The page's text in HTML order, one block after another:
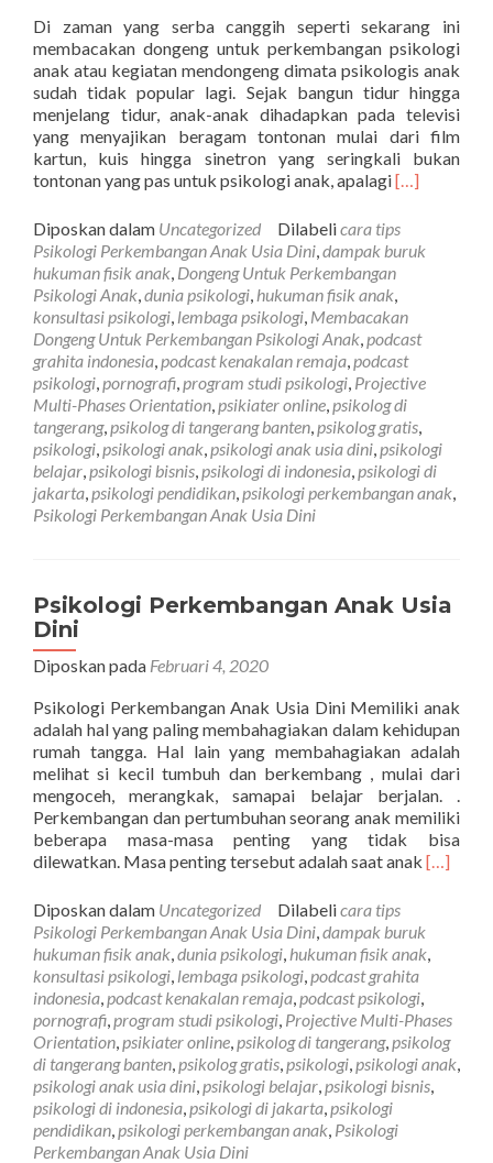
Di zaman yang serba canggih seperti sekarang ini
membacakan dongeng untuk perkembangan psikologi
anak atau kegiatan mendongeng dimata psikologis anak
sudah tidak popular lagi. Sejak bangun tidur hingga
menjelang tidur, anak-anak dihadapkan pada televisi
yang menyajikan beragam tontonan mulai dari film
kartun, kuis hingga sinetron yang seringkali bukan
tontonan yang pas untuk psikologi anak, apalagi
Dongeng
Untuk
Anak
[…]
Diposkan dalam Uncategorized Dilabelicara tips
Psikologi Perkembangan Anak Usia Dini,dampak buruk
hukuman fisik anak, Dongeng Untuk Perkembangan
Psikologi Anak,dunia psikologi, hukuman fisik anak,
konsultasi psikologi, lembaga psikologi, Membacakan
Dongeng Untuk Perkembangan Psikologi Anak,podcast
grahita indonesia,podcast kenakalan remaja,podcast
psikologi,pornografi,program studi psikologi, Projective
Multi-Phases Orientation,psikiater online,psikolog di
tangerang,psikolog di tangerang banten,psikolog gratis,
psikologi,psikologi anak,psikologi anak usia dini,psikologi
belajar,psikologi bisnis,psikologi di indonesia,psikologi di
jakarta,psikologi pendidikan,psikologi perkembangan anak,
Psikologi Perkembangan Anak Usia Dini
Psikologi Perkembangan Anak Usia
Dini
Diposkan pada Februari 4, 2020
Psikologi Perkembangan Anak Usia Dini Memiliki anak
adalah hal yang paling membahagiakan dalam kehidupan
rumah tangga. Hal lain yang membahagiakan adalah
melihat si kecil tumbuh dan berkembang , mulai dari
mengoceh, merangkak, samapai belajar berjalan. .
Perkembangan dan pertumbuhan seorang anak memiliki
beberapa masa-masa penting yang tidak bisa
dilewatkan. Masa penting tersebut adalah saat anak
Anak
Usia
Dini
[…]
Diposkan dalam Uncategorized Dilabelicara tips
Psikologi Perkembangan Anak Usia Dini,dampak buruk
hukuman fisik anak,dunia psikologi, hukuman fisik anak,
konsultasi psikologi, lembaga psikologi,podcast grahita
indonesia,podcast kenakalan remaja,podcast psikologi,
pornografi,program studi psikologi, Projective Multi-Phases
Orientation,psikiater online,psikolog di tangerang,psikolog
di tangerang banten,psikolog gratis,psikologi,psikologi anak,
psikologi anak usia dini,psikologi belajar,psikologi bisnis,
psikologi di indonesia,psikologi di jakarta,psikologi
pendidikan,psikologi perkembangan anak, Psikologi
Perkembangan Anak Usia Dini